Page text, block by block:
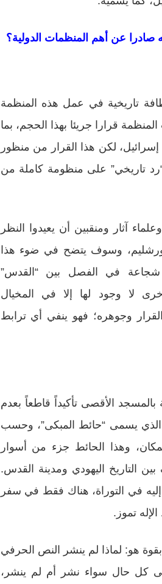
صادرا عن أهم المنظمات الدولية؟
تاريخية في عمل هذه المنظمة
قرارا جريئا بهذا الحجم، بما
لكن هذا القرار من منظور
“رد تاريخي” على منظومة كاملة من
آثار ومنقبين أن يعيدوا النظر
وسوف يتضح في ضوء هذا
شجاعة في الفصل بين “القدس”
لا وجود لها إلا في المخيال
وجوهره؛ فهو ينفي أي ترابط
الأقصى تأكيداً قاطعاً بعدم
الذي يسمى “حائط المبكى”، وحسب
وهذا الحائط جزء من أسوار
التاريخ اليهودي ومدينة القدس.
في التوراة، هناك فقط في سفر
تموز.
هو: لماذا لم ينشر النص الحرفي
كل حال سواء نشر أم لم ينشر،